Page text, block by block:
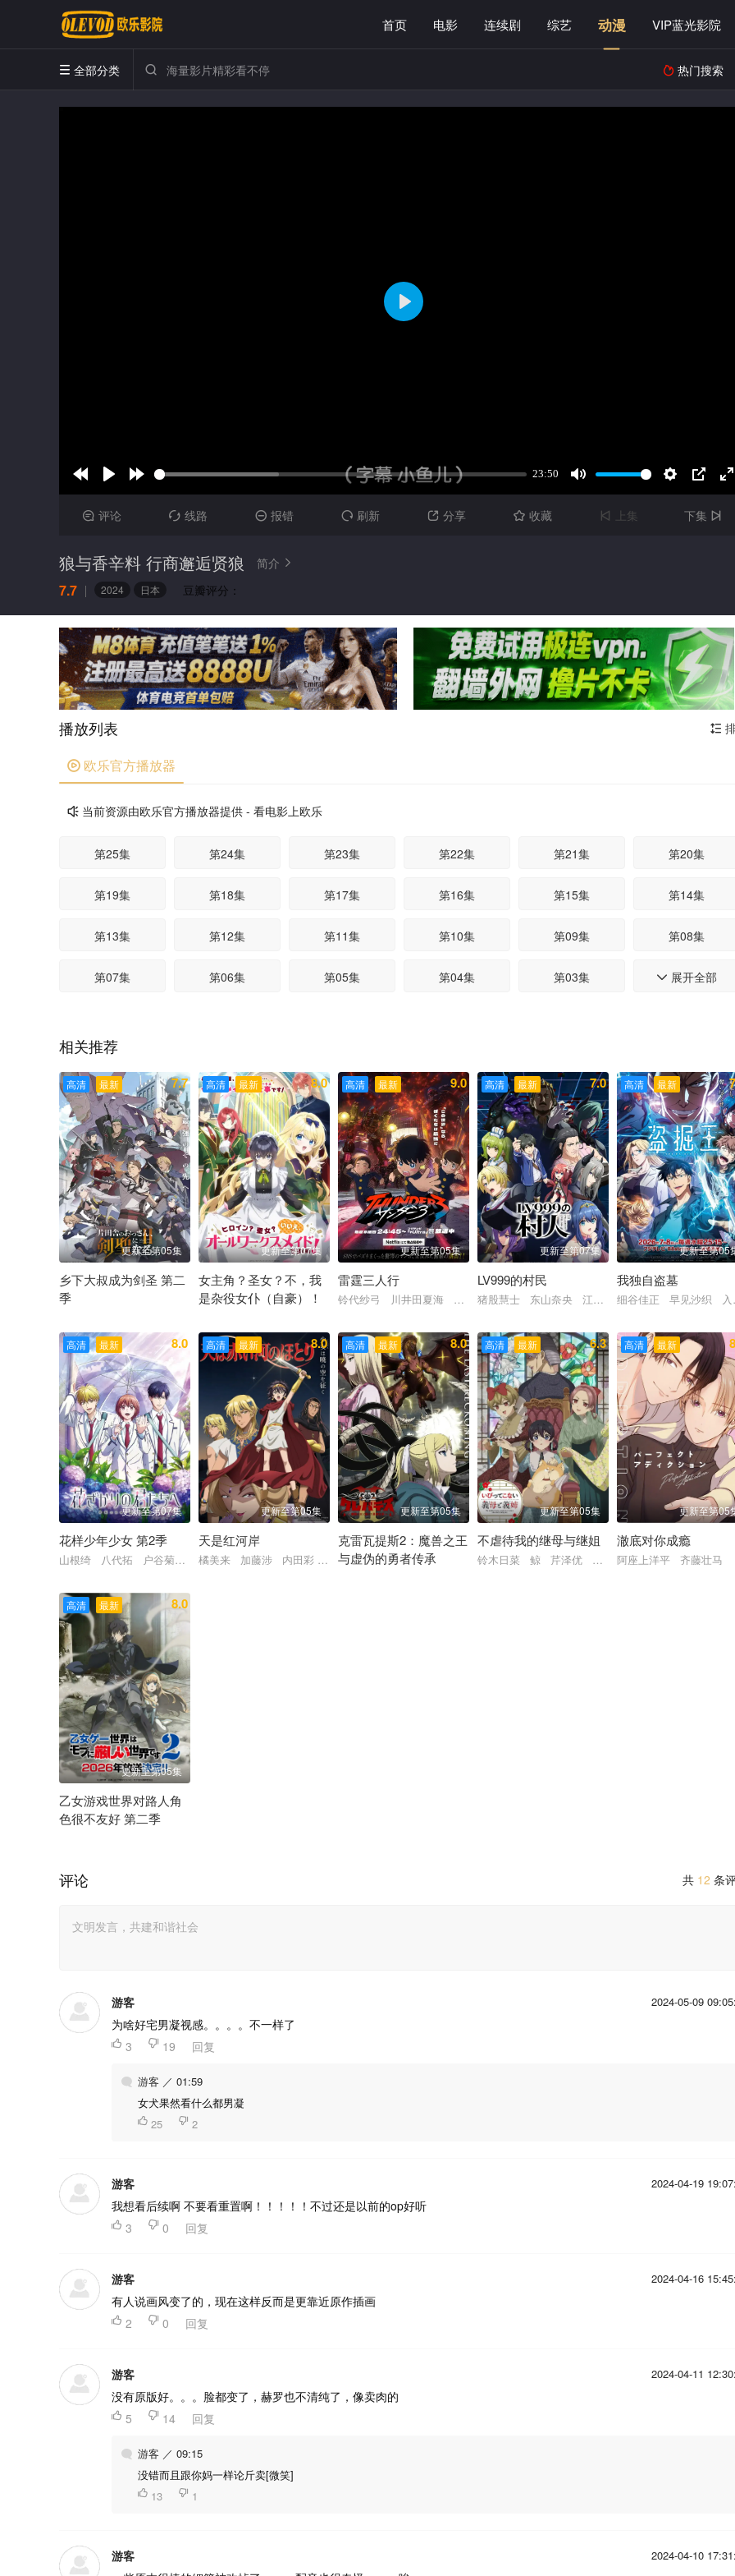
首页 电影 连续剧 综艺 动漫 VIP蓝光影院
 全部分类   热门搜索
 评论  线路  报错  刷新  分享  收藏  上集 下集 
狼与香辛料 行商邂逅贤狼 简介 
7.7 豆瓣评分：
2024 日本

播放列表
 欧乐官方播放器
 当前资源由欧乐官方播放器提供 - 看电影上欧乐
第25集 第24集 第23集 第22集 第21集 第20集
第19集 第18集 第17集 第16集 第15集 第14集
第13集 第12集 第11集 第10集 第09集 第08集
第07集 第06集 第05集 第04集 第03集 第02集
 展开全部
相关推荐
最新
高清 7.7
更新至第05集
乡下大叔成为剑圣 第二
季
最新
高清 8.0
更新至第07集
女主角？圣女？不，我
是杂役女仆（自豪）！
最新
高清 9.0
更新至第05集
雷霆三人行
铃代纱弓 川井田夏海 秋山绘理 蜜蜂穗香 坂田将吾 坂泰斗 广濑有纪 前川
最新
高清 7.0
更新至第07集
LV999的村民
猪股慧士 东山奈央 江头宏哉 岛崎信长 石见舞菜
最新
高清
更新至第05
我独自盗墓
细谷佳正 早见沙织 入
最新
高清 8.0
更新至第07集
花样少年少女 第2季
山根绮 八代拓 户谷菊之介 梅原裕一郎 福山润 川岛零士 内山昂辉 驹田航 古屋亚南 日野聪 水中雅章 榎木淳弥 子安武人
最新
高清 8.0
更新至第05集
天是红河岸
橘美来 加藤涉 内田彩 千叶翔也 前野智昭 游佐浩二 大野智敬 青木志贵 川井田夏海 松冈美里 石谷
最新
高清 8.0
更新至第05集
克雷瓦提斯2：魔兽之王
与虚伪的勇者传承
最新
高清 6.3
更新至第05集
不虐待我的继母与继姐
铃木日菜 鲸 芹泽优 贯井柚佳 麦穗杏菜 根本京
最新
高清
更新至第05
澈底对你成瘾
阿座上洋平 齐藤壮马
最新
高清 8.0
更新至第05集
乙女游戏世界对路人角
色很不友好 第二季
共 12 条
评论
游客 2024-05-09
为啥好宅男凝视感。。。。不一样了
 3  19 回复
游客 ／ 01:59
女犬果然看什么都男凝
 25  2
游客 2024-04-19
我想看后续啊 不要看重置啊！！！！！不过还是以前的op好听
 3  0 回复
游客 2024-04-16
有人说画风变了的，现在这样反而是更靠近原作插画
 2  0 回复
游客 2024-04-11
没有原版好。。。脸都变了，赫罗也不清纯了，像卖肉的
 5  14 回复
游客 ／ 09:15
没错而且跟你妈一样论斤卖[微笑]
 13  1
游客 2024-04-10